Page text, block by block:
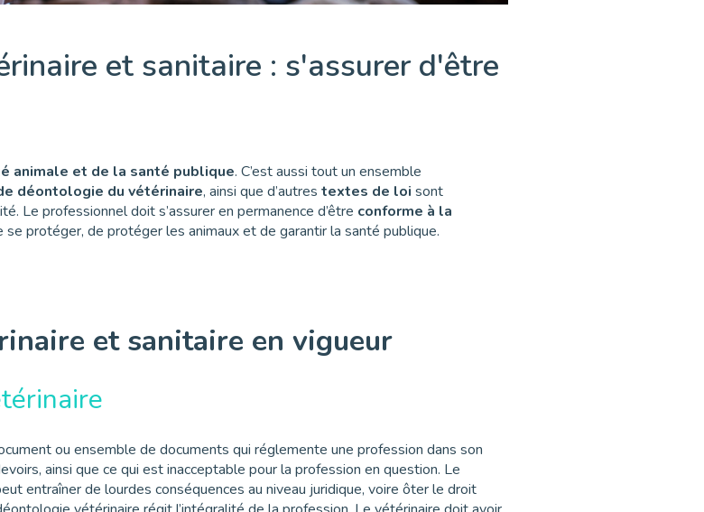
et sanitaire : s'assurer d'être
animale et de la santé publique. C’est aussi tout un ensemble
déontologie du vétérinaire, ainsi que d’autres textes de loi sont
Le professionnel doit s’assurer en permanence d’être conforme à la
se protéger, de protéger les animaux et de garantir la santé publique.
et sanitaire en vigueur
ou ensemble de documents qui réglemente une profession dans son
ainsi que ce qui est inacceptable pour la profession en question. Le
entraîner de lourdes conséquences au niveau juridique, voire ôter le droit